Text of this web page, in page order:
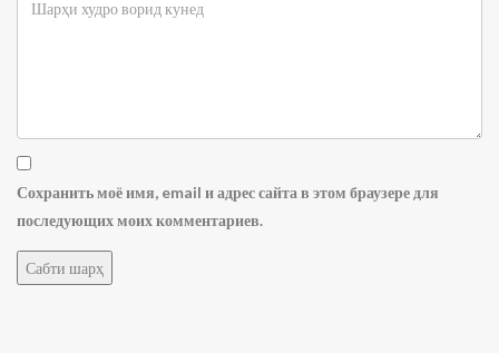
Сохранить моё имя, email и адрес сайта в этом браузере для
последующих моих комментариев.